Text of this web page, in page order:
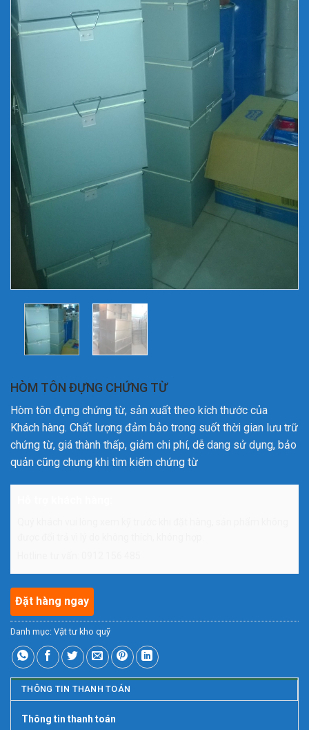
HÒM TÔN ĐỰNG CHỨNG TỪ
Hòm tôn đựng chứng từ, sản xuất theo kích thước của
Khách hàng. Chất lượng đảm bảo trong suốt thời gian lưu trữ
chứng từ, giá thành thấp, giảm chi phí, dễ dang sử dụng, bảo
quản cũng chưng khi tìm kiếm chứng từ
Đặt hàng ngay
Danh mục: Vật tư kho quỹ
THÔNG TIN THANH TOÁN
Thông tin thanh toán